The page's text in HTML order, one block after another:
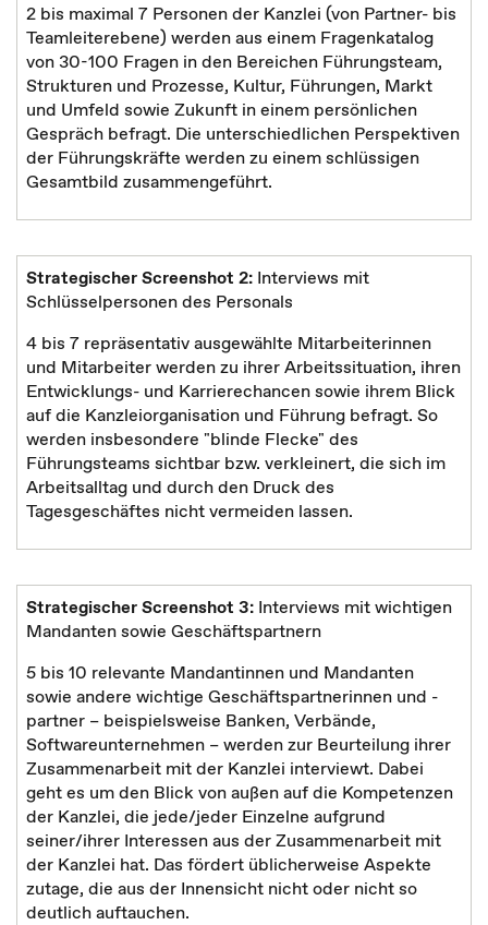
2 bis maximal 7 Personen der Kanzlei (von Partner- bis
Teamleiterebene) werden aus einem Fragenkatalog
von 30-100 Fragen in den Bereichen Führungsteam,
Strukturen und Prozesse, Kultur, Führungen, Markt
und Umfeld sowie Zukunft in einem persönlichen
Gespräch befragt. Die unterschiedlichen Perspektiven
der Führungskräfte werden zu einem schlüssigen
Gesamtbild zusammengeführt.
Strategischer Screenshot 2: Interviews mit
Schlüsselpersonen des Personals
4 bis 7 repräsentativ ausgewählte Mitarbeiterinnen
und Mitarbeiter werden zu ihrer Arbeitssituation, ihren
Entwicklungs- und Karrierechancen sowie ihrem Blick
auf die Kanzleiorganisation und Führung befragt. So
werden insbesondere "blinde Flecke" des
Führungsteams sichtbar bzw. verkleinert, die sich im
Arbeitsalltag und durch den Druck des
Tagesgeschäftes nicht vermeiden lassen.
Strategischer Screenshot 3: Interviews mit wichtigen
Mandanten sowie Geschäftspartnern
5 bis 10 relevante Mandantinnen und Mandanten
sowie andere wichtige Geschäftspartnerinnen und -
partner – beispielsweise Banken, Verbände,
Softwareunternehmen – werden zur Beurteilung ihrer
Zusammenarbeit mit der Kanzlei interviewt. Dabei
geht es um den Blick von außen auf die Kompetenzen
der Kanzlei, die jede/jeder Einzelne aufgrund
seiner/ihrer Interessen aus der Zusammenarbeit mit
der Kanzlei hat. Das fördert üblicherweise Aspekte
zutage, die aus der Innensicht nicht oder nicht so
deutlich auftauchen.